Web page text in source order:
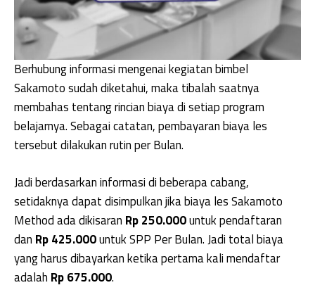
Berhubung informasi mengenai kegiatan bimbel
Sakamoto sudah diketahui, maka tibalah saatnya
membahas tentang rincian biaya di setiap program
belajarnya. Sebagai catatan, pembayaran biaya les
tersebut dilakukan rutin per Bulan.
Jadi berdasarkan informasi di beberapa cabang,
setidaknya dapat disimpulkan jika biaya les Sakamoto
Method ada dikisaran Rp 250.000untuk pendaftaran
dan Rp 425.000untuk SPP Per Bulan. Jadi total biaya
yang harus dibayarkan ketika pertama kali mendaftar
adalah Rp 675.000.